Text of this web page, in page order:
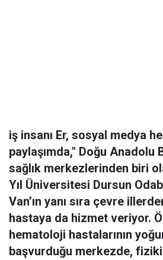
iş insanı Er, sosyal medya
paylaşımda," Doğu Anadolu
sağlık merkezlerinden biri
Yıl Üniversitesi Dursun
Van’ın yanı sıra çevre
hastaya da hizmet veriyor.
hematoloji hastalarının
başvurduğu merkezde, fiziki